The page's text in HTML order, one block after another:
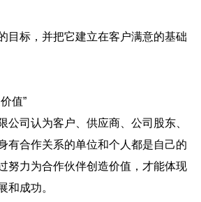
目标，并把它建立在客户满意的基础
值”
公司认为客户、供应商、公司股东、
有合作关系的单位和个人都是自己的
努力为合作伙伴创造价值，才能体现
和成功。